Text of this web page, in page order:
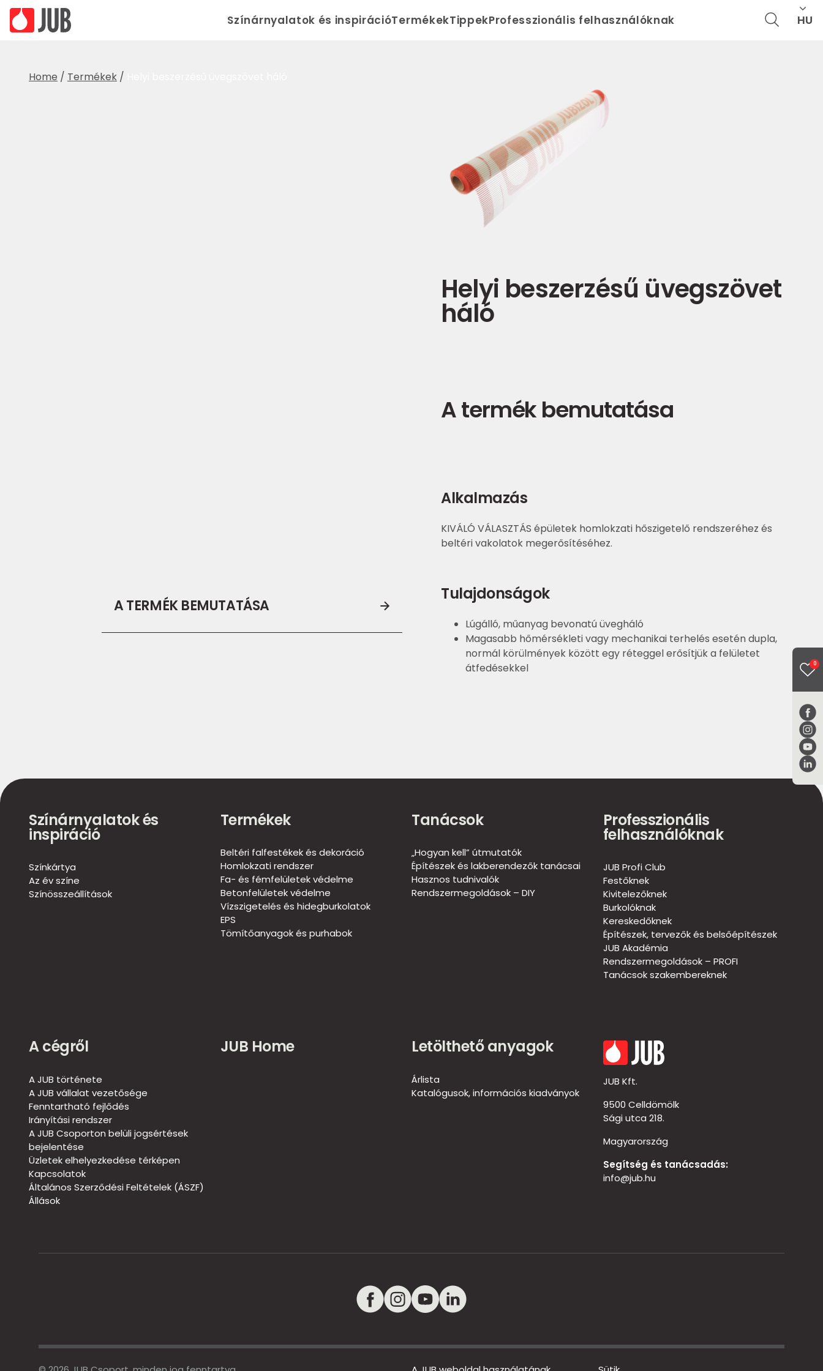
Színárnyalatok és inspirációTermékekTippekProfesszionális felhasználóknak HU
0
Home / Termékek /
A TERMÉK BEMUTATÁSA
Helyi beszerzésű üvegszövet
háló
A termék bemutatása
Alkalmazás
KIVÁLÓ VÁLASZTÁS épületek homlokzati hőszigetelő rendszeréhez és
beltéri vakolatok megerősítéséhez.
Tulajdonságok
Lúgálló, műanyag bevonatú üvegháló
Magasabb hőmérsékleti vagy mechanikai terhelés esetén dupla,
normál körülmények között egy réteggel erősítjük a felületet
átfedésekkel
Színárnyalatok és
inspiráció
Színkártya
Az év színe
Színösszeállítások
Termékek
Beltéri falfestékek és dekoráció
Homlokzati rendszer
Fa- és fémfelületek védelme
Betonfelületek védelme
Vízszigetelés és hidegburkolatok
EPS
Tömítőanyagok és purhabok
Tanácsok
„Hogyan kell” útmutatók
Építészek és lakberendezők tanácsai
Hasznos tudnivalók
Rendszermegoldások – DIY
Professzionális
felhasználóknak
JUB Profi Club
Festőknek
Kivitelezőknek
Burkolóknak
Kereskedőknek
Építészek, tervezők és belsőépítészek
JUB Akadémia
Rendszermegoldások – PROFI
Tanácsok szakembereknek
A cégről
A JUB története
A JUB vállalat vezetősége
Fenntartható fejlődés
Irányítási rendszer
A JUB Csoporton belüli jogsértések
bejelentése
Üzletek elhelyezkedése térképen
Kapcsolatok
Általános Szerződési Feltételek (ÁSZF)
Állások
JUB Home Letölthető anyagok
Árlista
Katalógusok, információs kiadványok
JUB Kft.
9500 Celldömölk
Sági utca 218.
Magyarország
Segítség és tanácsadás:
info@jub.hu